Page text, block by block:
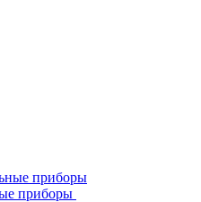
приборы